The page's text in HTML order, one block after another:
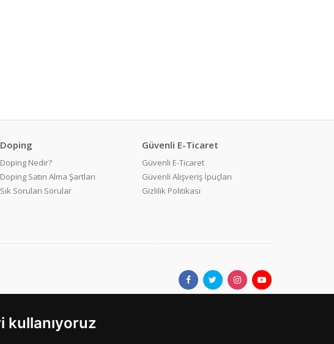
kullanıyoruz
Doping
Doping Nedir?
Doping Satın Alma Şartları
Sık Sorulan Sorular
Güvenli E-Ticaret
Güvenli E-Ticaret
Güvenli Alışveriş İpuçları
Gizlilik Politikası